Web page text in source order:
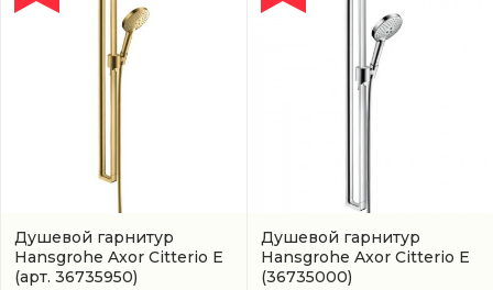
Душевой гарнитур
Hansgrohe Axor Citterio E
(арт. 36735950)
Душевой гарнитур
Hansgrohe Axor Citterio E
(36735000)